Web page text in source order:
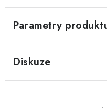
Parametry
Diskuze